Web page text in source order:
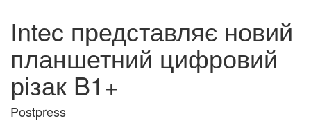
Intec представляє новий
планшетний цифровий
різак B1+
Postpress